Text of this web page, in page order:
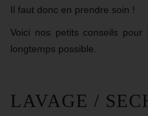
Il faut donc en prendre soin !
Voici nos petits conseils
longtemps possible.
LAVAGE /